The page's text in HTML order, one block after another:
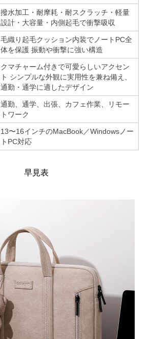
撥水加工・耐摩耗・耐スクラッチ・軽量
設計・大容量・内側起毛で衝撃吸収
毛織り起毛クッション内装でノートPC全
体を保護 振動や衝撃に強い構造
クマチャーム付きで可愛らしいアクセン
ト シンプルな外観に実用性を兼ね備え、
通勤・通学に適したデザイン
通勤、通学、出張、カフェ作業、リモー
トワーク
13〜16インチのMacBook／Windowsノー
トPC対応